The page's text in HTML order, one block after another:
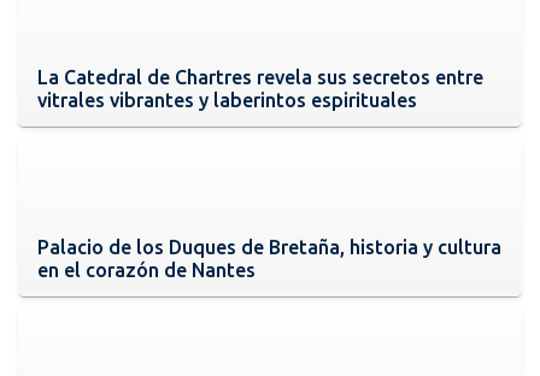
La Catedral de Chartres revela sus secretos entre
vitrales vibrantes y laberintos espirituales
Palacio de los Duques de Bretaña, historia y cultura
en el corazón de Nantes